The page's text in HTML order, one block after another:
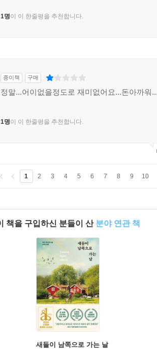
1명이 이 한줄평을 추천합니다.
종이책 구매
정말...어이없을정도로 재미없어요...돈아까워
1명이 이 한줄평을 추천합니다.
1 2 3 4 5 6 7 8 9 10
책을 구입하신 분들이 산 분야 연관 책
새들이 남쪽으로 가는 날